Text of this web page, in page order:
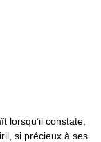
lorsqu’il constate,
si précieux à ses